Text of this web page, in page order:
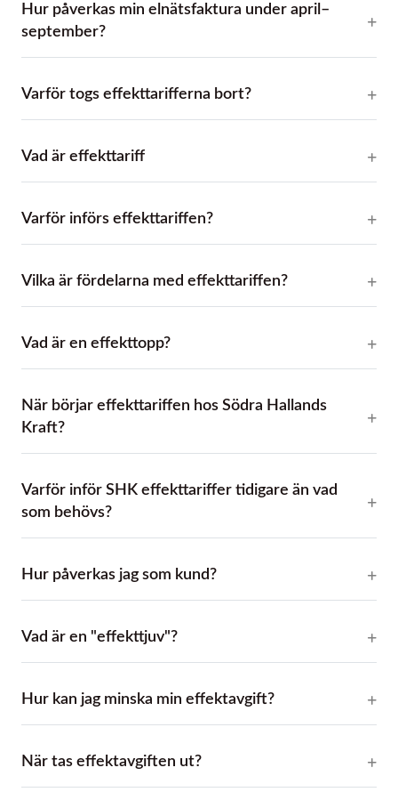
Hur påverkas min elnätsfaktura under april–
september?
Varför togs effekttarifferna bort?
Vad är effekttariff
Varför införs effekttariffen?
Vilka är fördelarna med effekttariffen?
Vad är en effekttopp?
När börjar effekttariffen hos Södra Hallands
Kraft?
Varför inför SHK effekttariffer tidigare än vad
som behövs?
Hur påverkas jag som kund?
Vad är en "effekttjuv"?
Hur kan jag minska min effektavgift?
När tas effektavgiften ut?